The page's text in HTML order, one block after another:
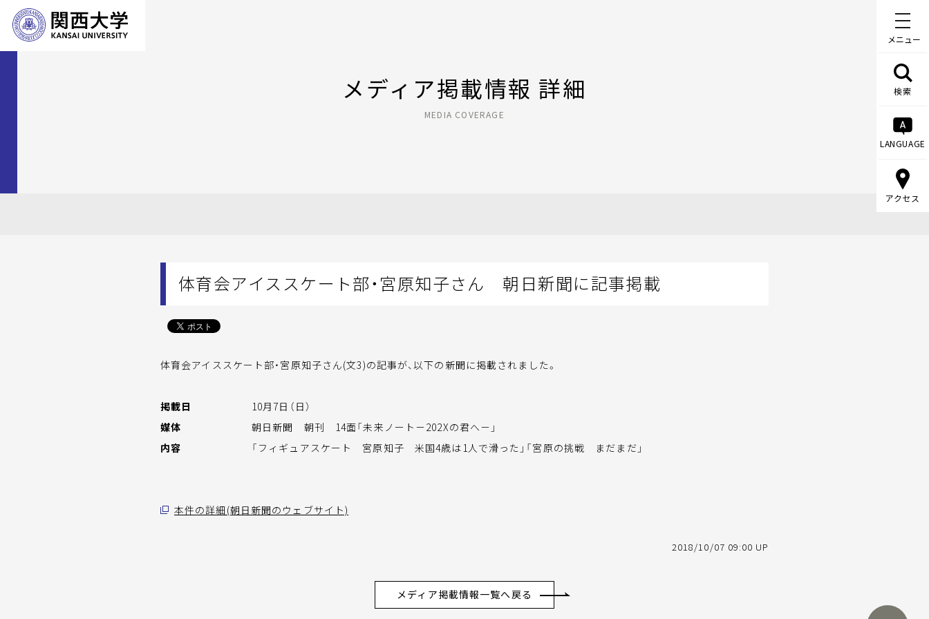
メニュー
検索
LANGUAGE
アクセス
メディア掲載情報 詳細
MEDIA COVERAGE
体育会アイススケート部・宮原知子さん 朝日新聞に記事掲載
体育会アイススケート部・宮原知子さん(文3)の記事が、以下の新聞に掲載されました。
掲載日
10月7日（日）
媒体
朝日新聞 朝刊 14面「未来ノート－202Xの君へ－」
内容
「フィギュアスケート 宮原知子 米国4歳は1人で滑った」「宮原の挑戦 まだまだ」
本件の詳細(朝日新聞のウェブサイト)
2018/10/07 09:00 UP
メディア掲載情報一覧へ戻る